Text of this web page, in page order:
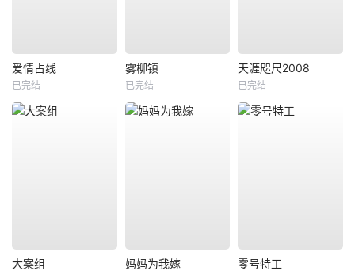
爱情占线
已完结
雾柳镇
已完结
天涯咫尺2008
已完结
大案组 妈妈为我嫁 零号特工